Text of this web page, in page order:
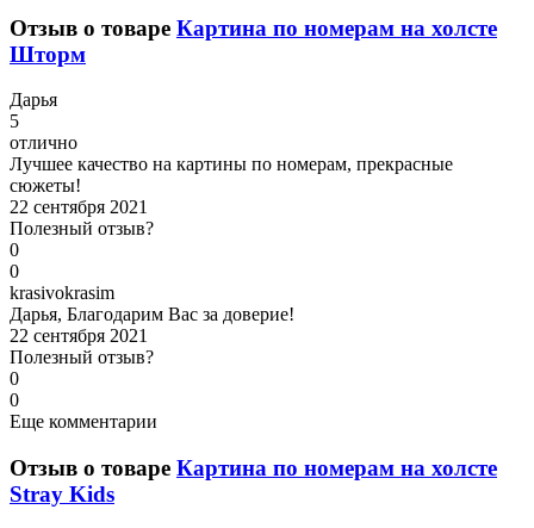
Отзыв о товаре Картина по номерам на холсте
Шторм
Дарья
5
отлично
Лучшее качество на картины по номерам, прекрасные
сюжеты!
22 сентября 2021
Полезный отзыв?
0
0
krasivokrasim
Дарья, Благодарим Вас за доверие!
22 сентября 2021
Полезный отзыв?
0
0
Еще комментарии
Отзыв о товаре Картина по номерам на холсте
Stray Kids